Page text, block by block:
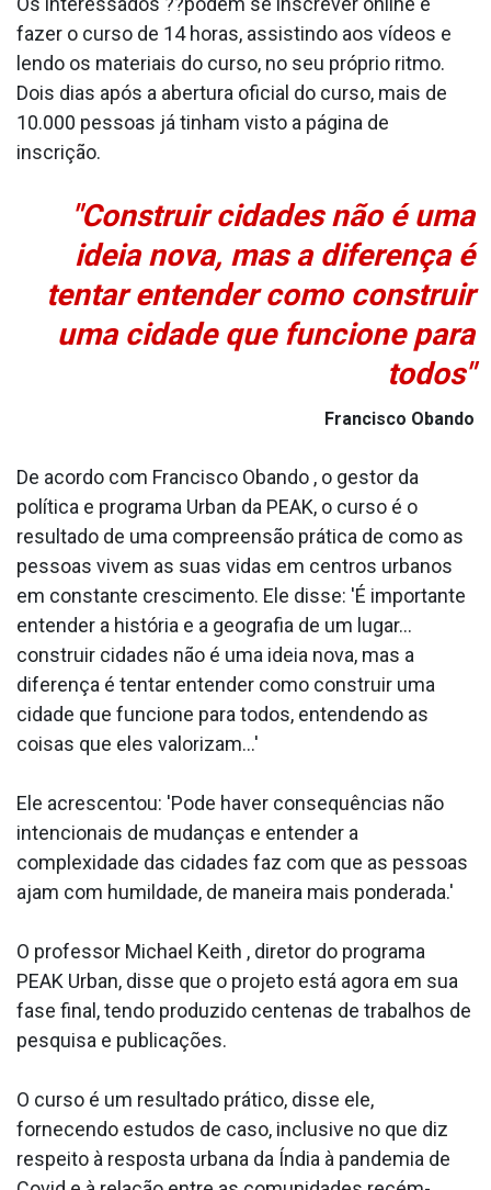
fazer o curso de 14 horas, assistindo aos vídeos e
lendo os materiais do curso, no seu próprio ritmo.
Dois dias após a abertura oficial do curso, mais de
10.000 pessoas já tinham visto a página de
inscrição.
"Construir cidades não é uma
ideia nova, mas a diferença é
tentar entender como construir
uma cidade que funcione para
todos"
Francisco Obando
De acordo com Francisco Obando , o gestor da
política e programa Urban da PEAK, o curso é o
resultado de uma compreensão prática de como as
pessoas vivem as suas vidas em centros urbanos
em constante crescimento. Ele disse: 'É importante
entender a história e a geografia de um lugar...
construir cidades não é uma ideia nova, mas a
diferença é tentar entender como construir uma
cidade que funcione para todos, entendendo as
coisas que eles valorizam...'
Ele acrescentou: 'Pode haver consequências não
intencionais de mudanças e entender a
complexidade das cidades faz com que as pessoas
ajam com humildade, de maneira mais ponderada.'
O professor Michael Keith , diretor do programa
PEAK Urban, disse que o projeto está agora em sua
fase final, tendo produzido centenas de trabalhos de
pesquisa e publicações.
O curso é um resultado prático, disse ele,
fornecendo estudos de caso, inclusive no que diz
respeito à resposta urbana da Índia à pandemia de